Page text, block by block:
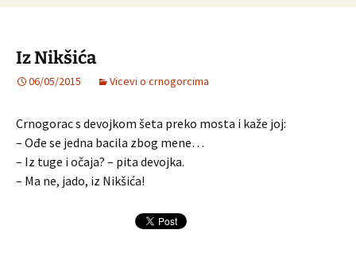
Iz Nikšića
06/05/2015 Vicevi o crnogorcima
Crnogorac s devojkom šeta preko mosta i kaže joj:
– Ođe se jedna bacila zbog mene…
– Iz tuge i očaja? – pita devojka.
– Ma ne, jado, iz Nikšića!